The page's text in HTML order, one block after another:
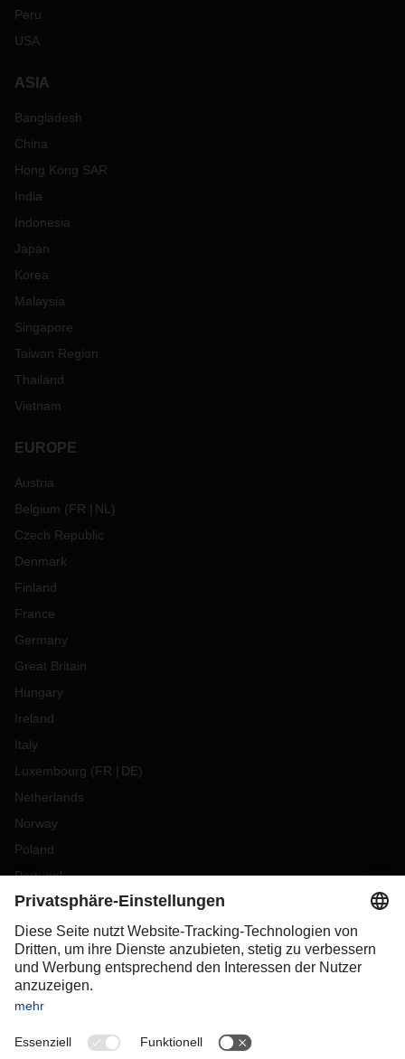
Peru
USA
ASIA
Bangladesh
China
Hong Kong SAR
India
Indonesia
Japan
Korea
Malaysia
Singapore
Taiwan Region
Thailand
Vietnam
EUROPE
Austria
Belgium (FR NL )
Czech Republic
Denmark
Finland
France
Germany
Great Britain
Hungary
Ireland
Italy
Luxembourg (FR DE)
Netherlands
Norway
Poland
Portugal
Romania
Slovakia
Spain
Sweden
Switzerland